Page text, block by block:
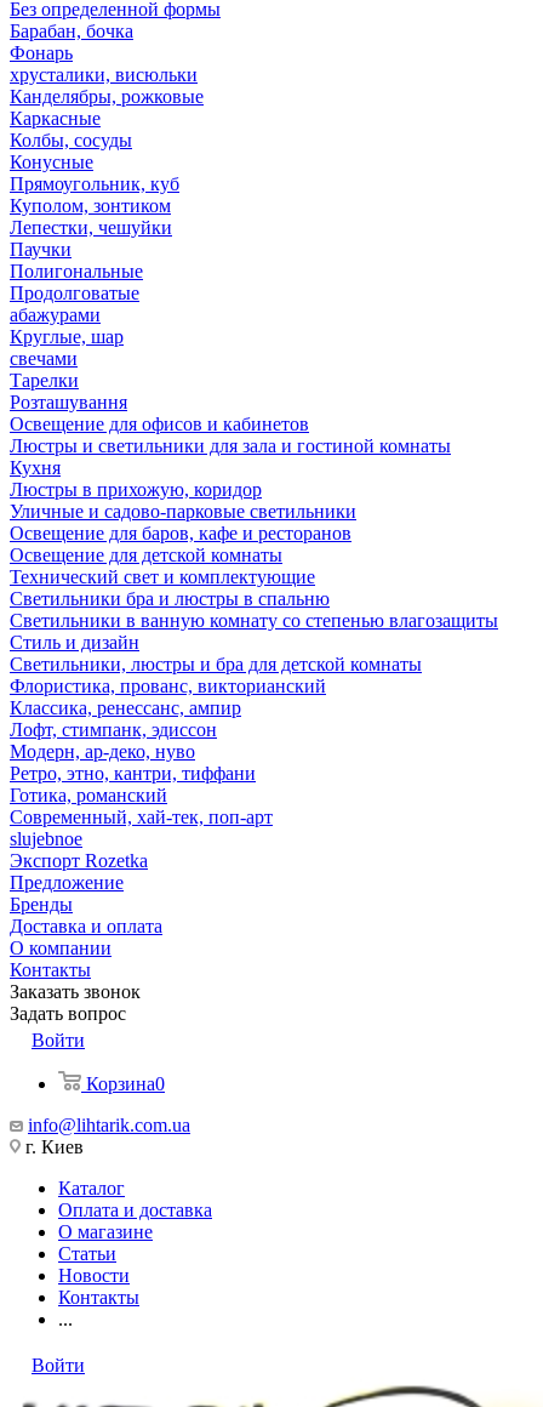
Без определенной формы
Барабан, бочка
Фонарь
хрусталики, висюльки
Канделябры, рожковые
Каркасные
Колбы, сосуды
Конусные
Прямоугольник, куб
Куполом, зонтиком
Лепестки, чешуйки
Паучки
Полигональные
Продолговатые
абажурами
Круглые, шар
свечами
Тарелки
Розташування
Освещение для офисов и кабинетов
Люстры и светильники для зала и гостиной комнаты
Кухня
Люстры в прихожую, коридор
Уличные и садово-парковые светильники
Освещение для баров, кафе и ресторанов
Освещение для детской комнаты
Технический свет и комплектующие
Светильники бра и люстры в спальню
Светильники в ванную комнату со степенью влагозащиты
Стиль и дизайн
Светильники, люстры и бра для детской комнаты
Флористика, прованс, викторианский
Классика, ренессанс, ампир
Лофт, стимпанк, эдиссон
Модерн, ар-деко, нуво
Ретро, этно, кантри, тиффани
Готика, романский
Современный, хай-тек, поп-арт
slujebnoe
Экспорт Rozetka
Предложение
Бренды
Доставка и оплата
О компании
Контакты
Заказать звонок
Задать вопрос
Войти
Корзина0
info@lihtarik.com.ua
г. Киев
Каталог
Оплата и доставка
О магазине
Статьи
Новости
Контакты
...
Войти